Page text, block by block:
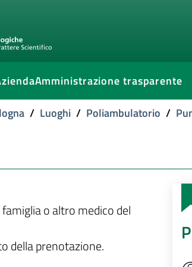
Amministrazione trasparente
/ Luoghi / Poliambulatorio /
o altro medico del
della prenotazione.